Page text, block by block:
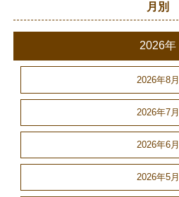
月別
2026年
2026年8月
2026年7月
2026年6月
2026年5月